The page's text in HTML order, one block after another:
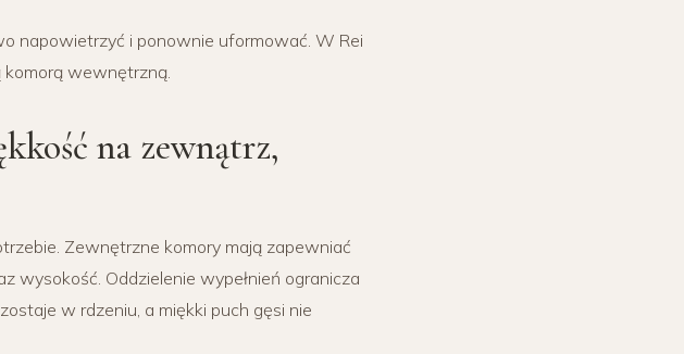
napowietrzyć i ponownie uformować. W Rei
komorą wewnętrzną.
na zewnątrz,
Zewnętrzne komory mają zapewniać
wysokość. Oddzielenie wypełnień ogranicza
w rdzeniu, a miękki puch gęsi nie